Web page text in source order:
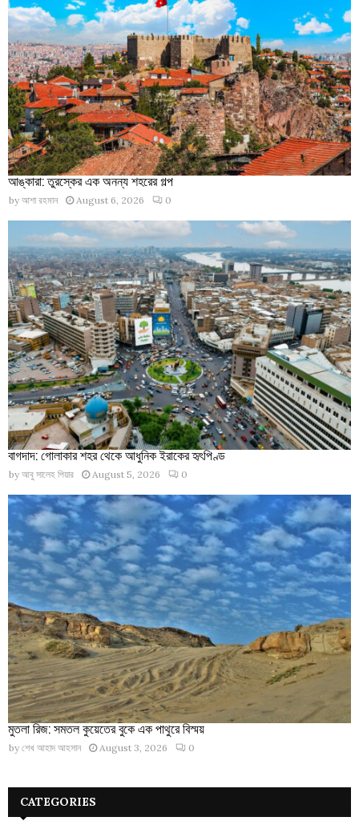
আঙ্কারা: তুরস্কের এক অনন্য শহরের গল্প
by আশা রহমান August 6, 2026 0
বাগদাদ: গোলাকার শহর থেকে আধুনিক ইরাকের হৃৎপিণ্ড
by আবু সালেহ পিয়ার August 5, 2026 0
মুতলা রিজ: সমতল কুয়েতের বুকে এক পাথুরে বিস্ময়
by শেখ আহাদ আহসান August 3, 2026 0
CATEGORIES